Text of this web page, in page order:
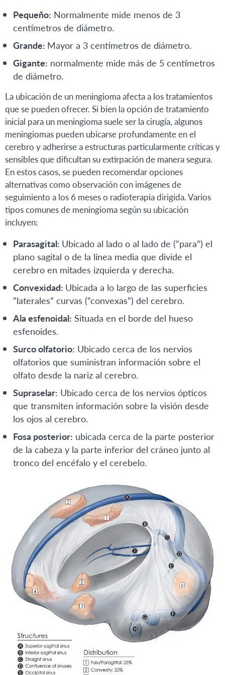
Pequeño: Normalmente mide menos de 3
centímetros de diámetro.
Grande: Mayor a 3 centímetros de diámetro.
Gigante: normalmente mide más de 5 centímetros
de diámetro.
La ubicación de un meningioma afecta a los tratamientos
que se pueden ofrecer. Si bien la opción de tratamiento
inicial para un meningioma suele ser la cirugía, algunos
meningiomas pueden ubicarse profundamente en el
cerebro y adherirse a estructuras particularmente críticas y
sensibles que dificultan su extirpación de manera segura.
En estos casos, se pueden recomendar opciones
alternativas como observación con imágenes de
seguimiento a los 6 meses o radioterapia dirigida. Varios
tipos comunes de meningioma según su ubicación
incluyen:
Parasagital: Ubicado al lado o al lado de (“para”) el
plano sagital o de la línea media que divide el
cerebro en mitades izquierda y derecha.
Convexidad: Ubicada a lo largo de las superficies
“laterales” curvas (“convexas”) del cerebro.
Ala esfenoidal: Situada en el borde del hueso
esfenoides.
Surco olfatorio: Ubicado cerca de los nervios
olfatorios que suministran información sobre el
olfato desde la nariz al cerebro.
Supraselar: Ubicado cerca de los nervios ópticos
que transmiten información sobre la visión desde
los ojos al cerebro.
Fosa posterior: ubicada cerca de la parte posterior
de la cabeza y la parte inferior del cráneo junto al
tronco del encéfalo y el cerebelo.